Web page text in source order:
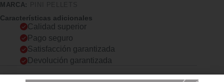
MARCA:
Características adicionales
Calidad superior
Pago seguro
Satisfacción garantizada
Devolución garantizada
Descripción